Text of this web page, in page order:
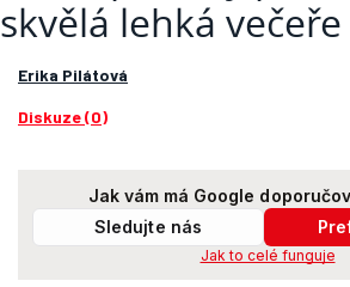
Erika Pilátová
Diskuze (0)
Jak vám má Google
Sledujte nás
Jak to celé funguje